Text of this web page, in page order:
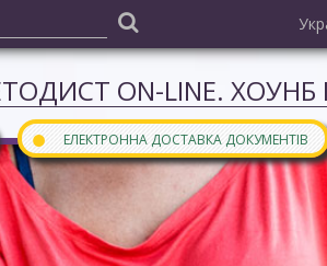
ON-LINE.
● ЕЛЕКТРОННА ДОСТАВКА ДОКУМЕНТІВ